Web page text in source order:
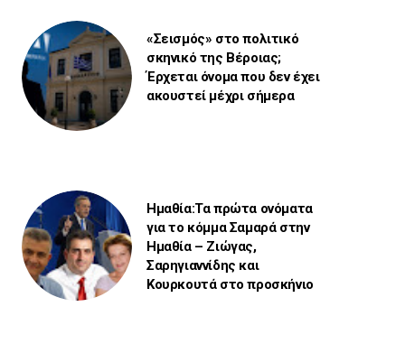
«Σεισμός» στο πολιτικό
σκηνικό της Βέροιας;
Έρχεται όνομα που δεν έχει
ακουστεί μέχρι σήμερα
Ημαθία:Τα πρώτα ονόματα
για το κόμμα Σαμαρά στην
Ημαθία – Ζιώγας,
Σαρηγιαννίδης και
Κουρκουτά στο προσκήνιο